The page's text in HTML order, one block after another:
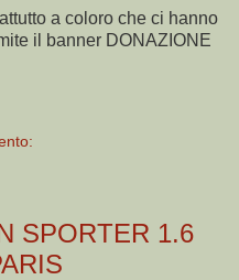
a coloro che ci hanno
il banner DONAZIONE
SPORTER 1.6